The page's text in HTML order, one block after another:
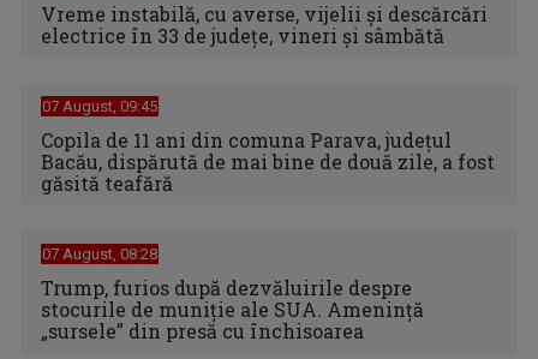
Vreme instabilă, cu averse, vijelii şi descărcări
electrice în 33 de judeţe, vineri şi sâmbătă
07 August, 09:45
Copila de 11 ani din comuna Parava, judeţul
Bacău, dispărută de mai bine de două zile, a fost
găsită teafără
07 August, 08:28
Trump, furios după dezvăluirile despre
stocurile de muniție ale SUA. Amenință
„sursele” din presă cu închisoarea